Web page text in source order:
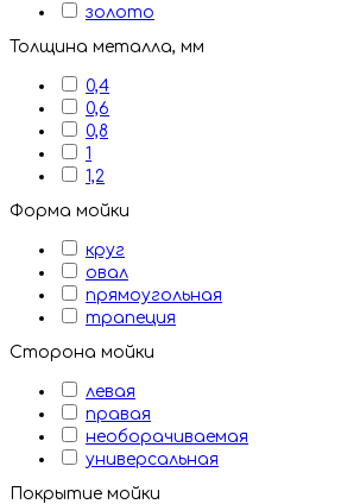
золото
Толщина металла, мм
0,4
0,6
0,8
1
1,2
Форма мойки
круг
овал
прямоугольная
трапеция
Сторона мойки
левая
правая
необорачиваемая
универсальная
Покрытие мойки